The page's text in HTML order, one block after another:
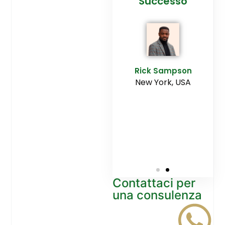
Rick Sampson
New York, USA
Contattaci per
una consulenza